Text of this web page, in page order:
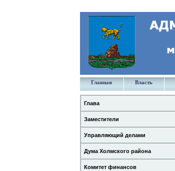
Главная Власть
Глава
Заместители
Управляющий делами
Дума Холмского района
Комитет финансов